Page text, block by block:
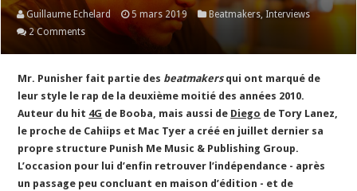
Guillaume Echelard 5 mars 2019 Beatmakers,Interviews
2 Comments
Mr. Punisher fait partie des beatmakersqui ont marqué de
leur style le rap de la deuxième moitié des années 2010.
Auteur du hit 4G de Booba, mais aussi de Diego de Tory Lanez,
le proche de Cahiips et Mac Tyer a créé en juillet dernier sa
propre structure Punish Me Music & Publishing Group.
L’occasion pour lui d’enfin retrouver l’indépendance - après
un passage peu concluant en maison d’édition - et de